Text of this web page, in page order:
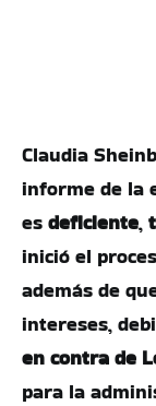
Claudia
informe de la
es deficiente,
inició el
además de
intereses,
en contra de
para la